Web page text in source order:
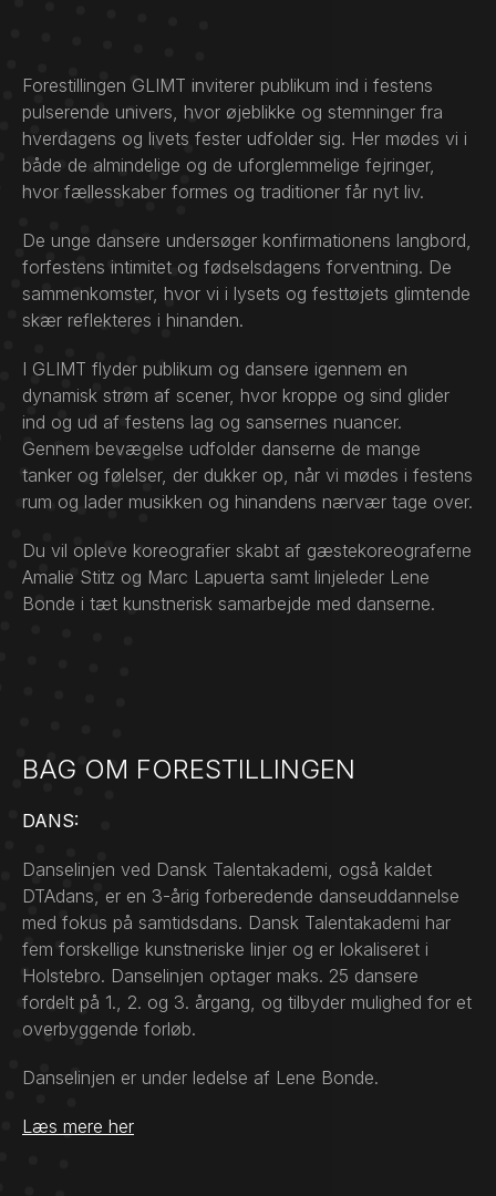
Forestillingen GLIMT inviterer publikum ind i festens
pulserende univers, hvor øjeblikke og stemninger fra
hverdagens og livets fester udfolder sig. Her mødes vi i
både de almindelige og de uforglemmelige fejringer,
hvor fællesskaber formes og traditioner får nyt liv.
De unge dansere undersøger konfirmationens langbord,
forfestens intimitet og fødselsdagens forventning. De
sammenkomster, hvor vi i lysets og festtøjets glimtende
skær reflekteres i hinanden.
I GLIMT flyder publikum og dansere igennem en
dynamisk strøm af scener, hvor kroppe og sind glider
ind og ud af festens lag og sansernes nuancer.
Gennem bevægelse udfolder danserne de mange
tanker og følelser, der dukker op, når vi mødes i festens
rum og lader musikken og hinandens nærvær tage over.
Du vil opleve koreografier skabt af gæstekoreograferne
Amalie Stitz og Marc Lapuerta samt linjeleder Lene
Bonde i tæt kunstnerisk samarbejde med danserne.
BAG OM FORESTILLINGEN
DANS:
Danselinjen ved Dansk Talentakademi, også kaldet
DTAdans, er en 3-årig forberedende danseuddannelse
med fokus på samtidsdans. Dansk Talentakademi har
fem forskellige kunstneriske linjer og er lokaliseret i
Holstebro. Danselinjen optager maks. 25 dansere
fordelt på 1., 2. og 3. årgang, og tilbyder mulighed for et
overbyggende forløb.
Danselinjen er under ledelse af Lene Bonde.
Læs mere her